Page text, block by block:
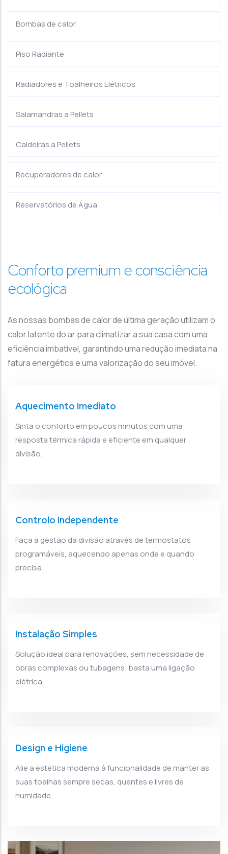
Bombas de calor
Piso Radiante
Radiadores e Toalheiros Elétricos
Salamandras a Pellets
Caldeiras a Pellets
Recuperadores de calor
Reservatórios de Água
Conforto premium e consciência
ecológica
As nossas bombas de calor de última geração utilizam o
calor latente do ar para climatizar a sua casa com uma
eficiência imbatível, garantindo uma redução imediata na
fatura energética e uma valorização do seu imóvel.
Aquecimento Imediato
Sinta o conforto em poucos minutos com uma
resposta térmica rápida e eficiente em qualquer
divisão.
Controlo Independente
Faça a gestão da divisão através de termostatos
programáveis, aquecendo apenas onde e quando
precisa.
Instalação Simples
Solução ideal para renovações, sem necessidade de
obras complexas ou tubagens; basta uma ligação
elétrica.
Design e Higiene
Alie a estética moderna à funcionalidade de manter as
suas toalhas sempre secas, quentes e livres de
humidade.